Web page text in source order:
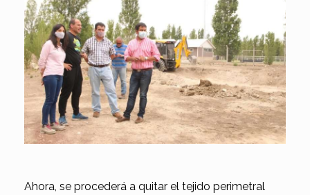
Ahora, se procederá a quitar el tejido perimetral